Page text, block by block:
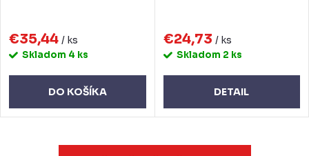
€35,44 / ks
Skladom 4 ks
DO KOŠÍKA
€24,73 / ks
Skladom 2 ks
DETAIL